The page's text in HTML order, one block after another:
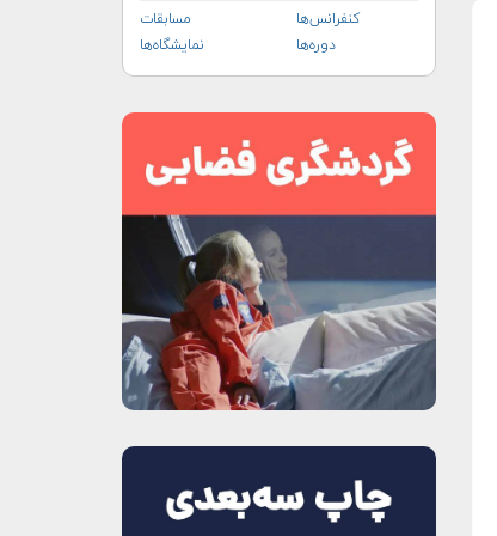
کنفرانس‌ها
مسابقات
دوره‌ها
نمایشگاه‌ها